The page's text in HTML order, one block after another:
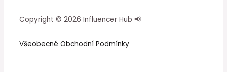
Copyright © 2026 Influencer Hub 📢
Všeobecné Obchodní Podmínky